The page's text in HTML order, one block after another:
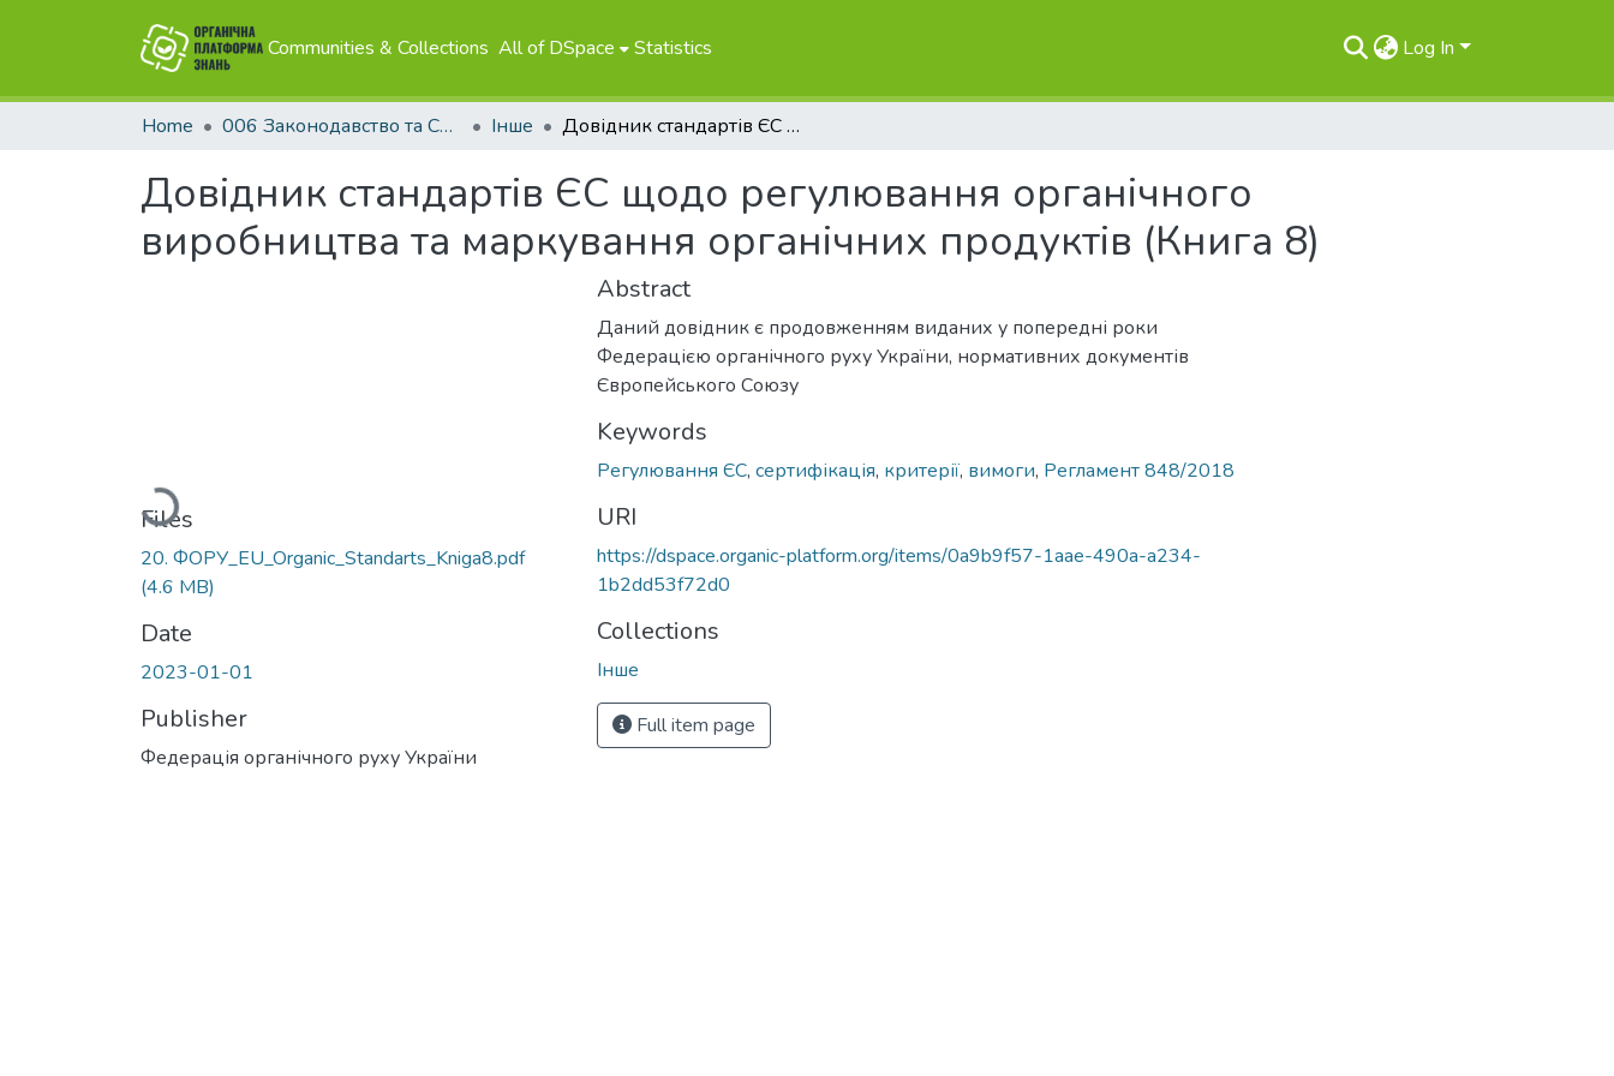
Communities & Collections All of DSpace Statistics Log In
Home 006 Законодавство та Сертифікація Інше Довідник стандартів ЄС щодо регулювання органічного виробництва та маркування органічних продуктів (Книга 8)
Довідник стандартів ЄС щодо регулювання органічного
виробництва та маркування органічних продуктів (Книга 8)
Loading...
Files
20. ФОРУ_EU_Organic_Standarts_Kniga8.pdf
(4.6 MB)
Date
2023-01-01
Publisher
Федерація органічного руху України
Abstract
Даний довідник є продовженням виданих у попередні роки
Федерацією органічного руху України, нормативних документів
Європейського Союзу
Keywords
Регулювання ЄС, сертифікація, критерії, вимоги, Регламент 848/2018
URI
https://dspace.organic-platform.org/items/0a9b9f57-1aae-490a-a234-
1b2dd53f72d0
Collections
Інше
Full item page